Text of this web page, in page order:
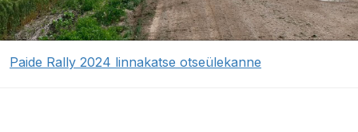
Paide Rally 2024 linnakatse otseülekanne